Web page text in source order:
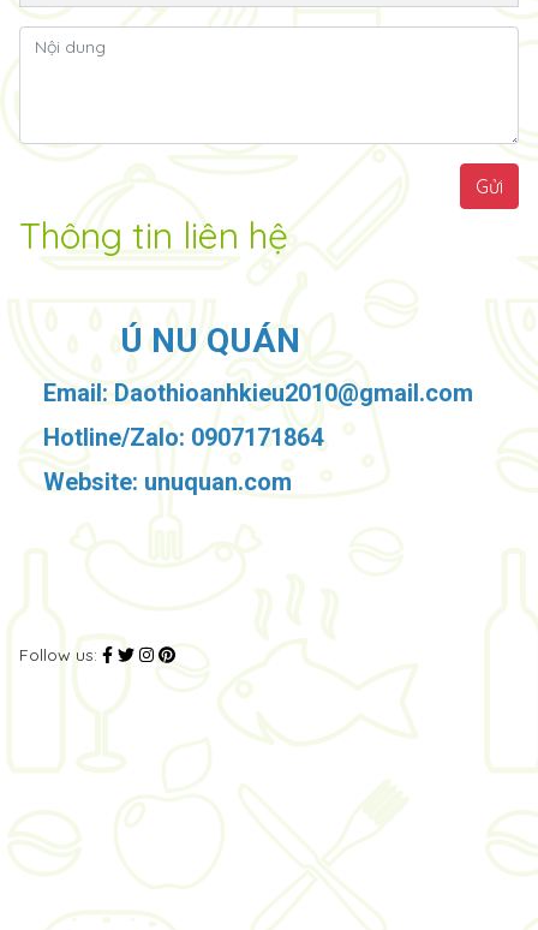
Gửi
Thông tin liên hệ
Ú NU QUÁN
Email: Daothioanhkieu2010@gmail.com
Hotline/Zalo: 0907171864
Website: unuquan.com
Follow us: